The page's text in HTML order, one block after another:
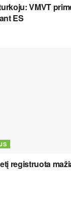
VMVT
ES
registruota